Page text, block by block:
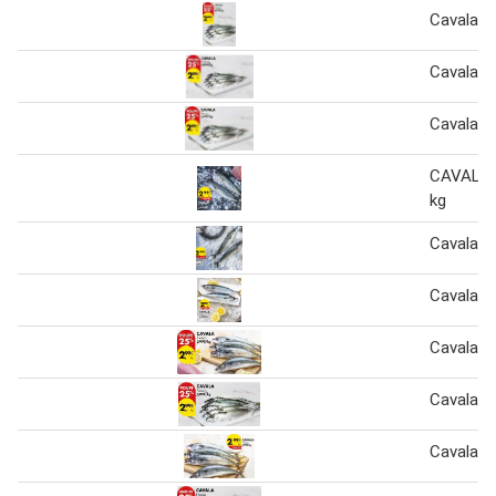
Cavala
Cavala
Cavala
kg
Cavala
Cavala
Cavala
Cavala 1
Cavala 1